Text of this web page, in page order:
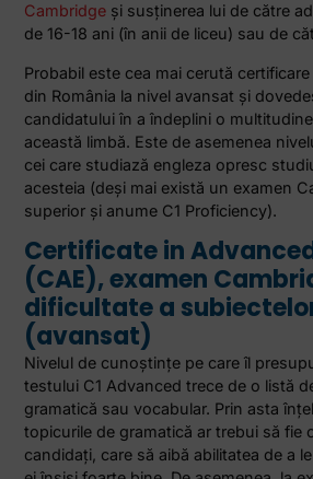
Cambridge și susţinerea lui de către
de 16-18 ani (în anii de liceu) sau de
Probabil este cea mai cerută
din România la nivel avansat şi
candidatului în a îndeplini o
această limbă. Este de asemenea
cei care studiază engleza opresc
acesteia (deşi mai există un examen
superior şi anume C1 Proficiency).
Certificate in
(CAE), examen
dificultate a
(avansat)
Nivelul de cunoștințe pe care îl
testului C1 Advanced trece de o listă
gramatică sau vocabular. Prin asta
topicurile de gramatică ar trebui să fie
candidaţi, care să aibă abilitatea de a